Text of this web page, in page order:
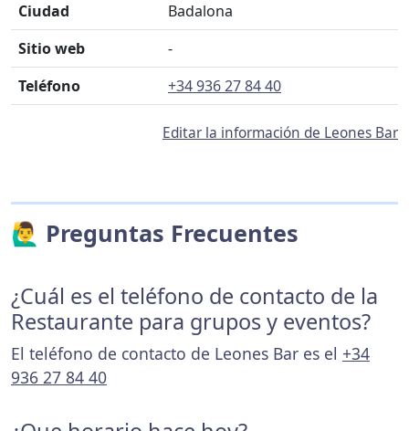
Ciudad
Badalona
Sitio web
-
Teléfono
+34 936 27 84 40
Editar la información de Leones Bar
🙋‍♂️ Preguntas Frecuentes
¿Cuál es el teléfono de contacto de la
Restaurante para grupos y eventos?
El teléfono de contacto de Leones Bar es el +34
936 27 84 40